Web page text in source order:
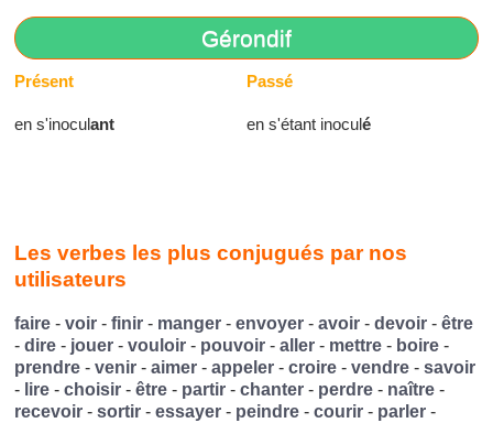
Gérondif
Présent
en s'inoculant
Passé
en s'étant inoculé
Les verbes les plus conjugués par nos
utilisateurs
faire -voir -finir - manger -envoyer -avoir -devoir -être
-dire - jouer -vouloir - pouvoir -aller - mettre - boire -
prendre -venir -aimer -appeler -croire -vendre -savoir
- lire -choisir -être - partir -chanter - perdre - naître -
recevoir -sortir -essayer - peindre -courir - parler -